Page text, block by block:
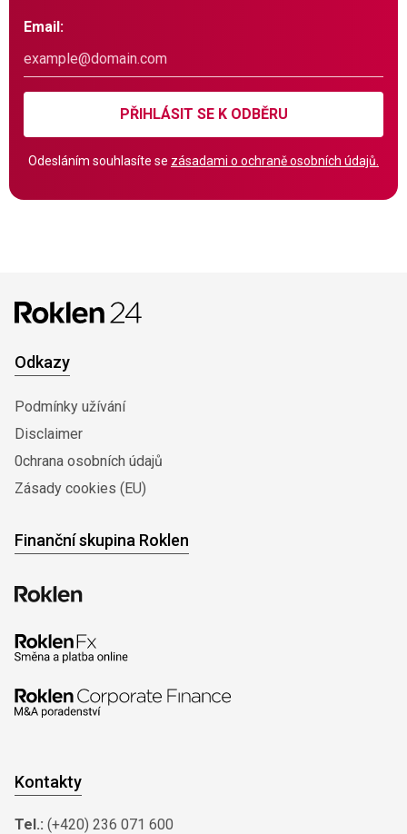
Email:
PŘIHLÁSIT SE K ODBĚRU
Odesláním souhlasíte se zásadami o ochraně osobních údajů.
Odkazy
Podmínky užívání
Disclaimer
0chrana osobních údajů
Zásady cookies (EU)
Finanční skupina Roklen
Kontakty
Tel.: (+420) 236 071 600